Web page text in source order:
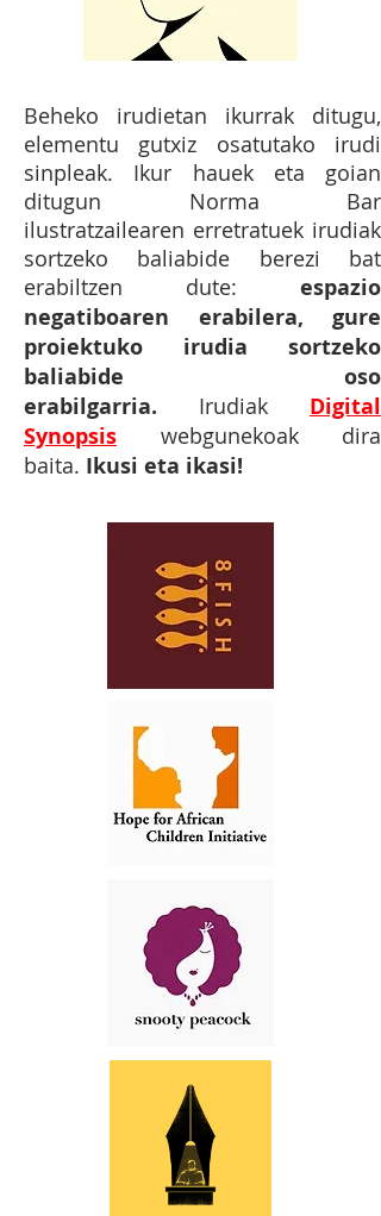
Beheko irudietan ikurrak ditugu,
elementu gutxiz osatutako irudi
sinpleak. Ikur hauek eta goian
ditugun Norma Bar​
ilustratzailearen erretratuek irudiak
sortzeko baliabide berezi bat
erabiltzen dute: espazio
negatiboaren erabilera, gure
proiektuko irudia sortzeko
baliabide oso
erabilgarria. Irudiak Digital
Synopsis webgunekoak dira
baita. Ikusi eta ikasi!